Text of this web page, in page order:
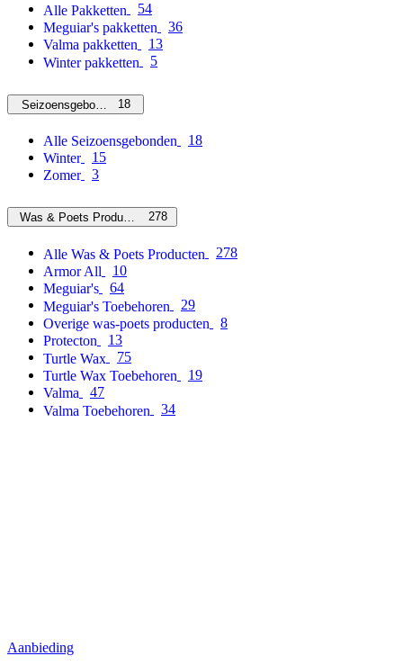
Alle Pakketten
54
Meguiar's pakketten
36
Valma pakketten
13
Winter pakketten
5
Seizoensgebonden18
Alle Seizoensgebonden
18
Winter
15
Zomer
3
Was & Poets Producten 278
Alle Was & Poets Producten
278
Armor All
10
Meguiar's
64
Meguiar's Toebehoren
29
Overige was-poets producten
8
Protecton
13
Turtle Wax
75
Turtle Wax Toebehoren
19
Valma
47
Valma Toebehoren
34
Aanbieding